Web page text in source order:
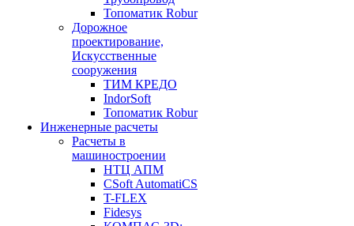
Топоматик Robur
Дорожное
проектирование,
Искусственные
сооружения
ТИМ КРЕДО
IndorSoft
Топоматик Robur
Инженерные расчеты
Расчеты в
машиностроении
НТЦ АПМ
CSoft AutomatiCS
T-FLEX
Fidesys